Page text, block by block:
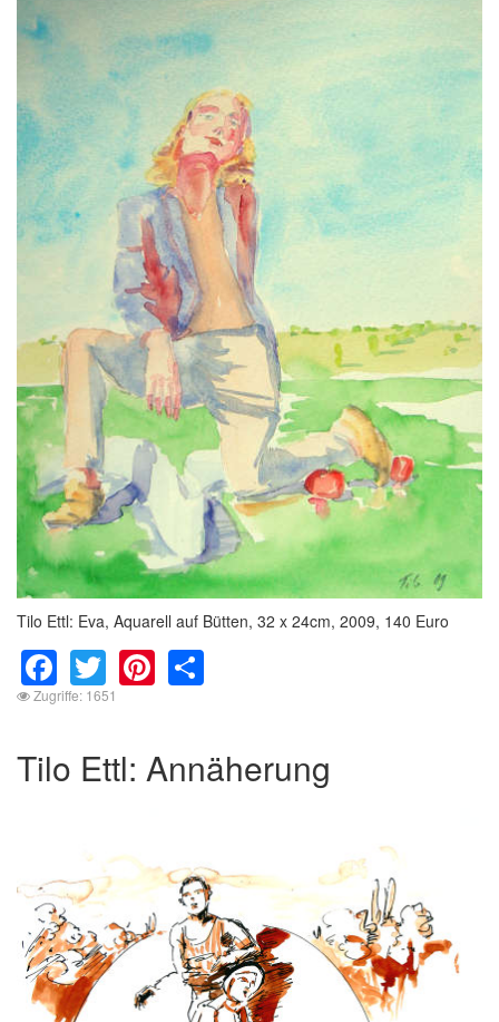
Tilo Ettl: Eva, Aquarell auf Bütten, 32 x 24cm, 2009, 140 Euro
Facebook
TwitterPinterest
Zugriffe: 1651
Tilo Ettl: Annäherung